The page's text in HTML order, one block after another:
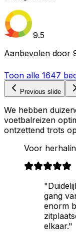
9.5
Aanbevolen door
Toon alle 1647
Previous slide
We hebben
voetbalreizen
ontzettend trots
Voor
gang
enorm
elkaar."